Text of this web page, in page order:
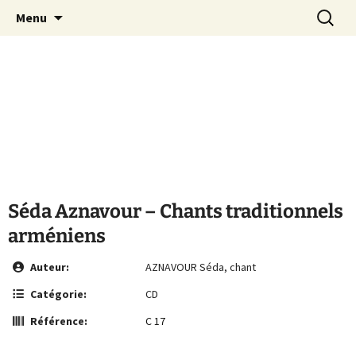
MCA Vienne
Le site de la Maison de la Culture
Arménienne de Vienne
Menu
Séda Aznavour – Chants traditionnels
arméniens
Auteur:
AZNAVOUR Séda, chant
Catégorie:
CD
Référence:
C 17